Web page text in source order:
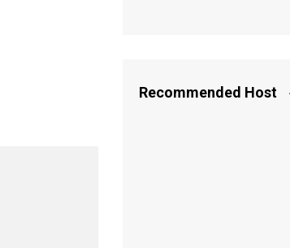
Recommended Host